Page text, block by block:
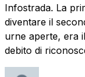
Infostrada. La
diventare il
urne aperte, era
debito di